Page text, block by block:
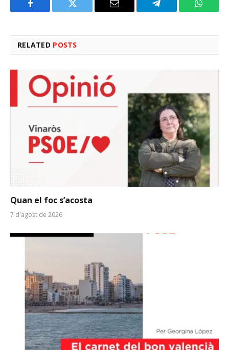
Facebook Twitter Email Telegram
RELATED POSTS
Quan el foc s’acosta
7 d'agost de 2026